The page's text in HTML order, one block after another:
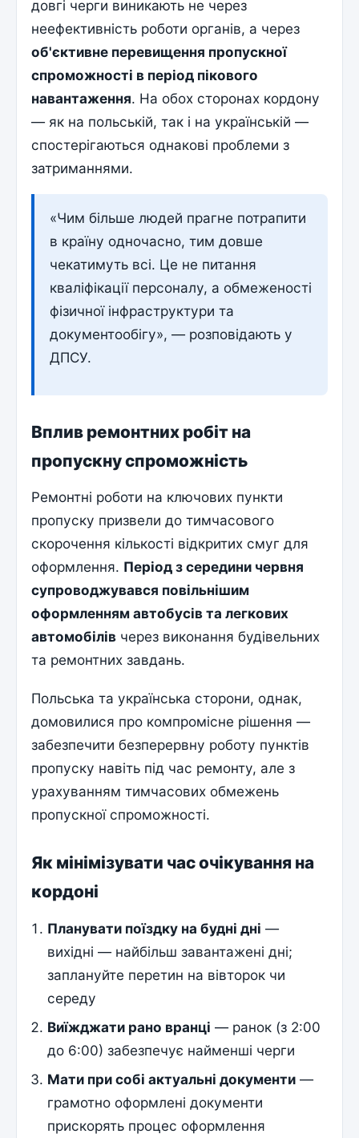
довгі черги виникають не через
неефективність роботи органів, а через
об'єктивне перевищення пропускної
спроможності в період пікового
навантаження. На обох сторонах кордону
— як на польській, так і на українській —
спостерігаються однакові проблеми з
затриманнями.
«Чим більше людей прагне потрапити
в країну одночасно, тим довше
чекатимуть всі. Це не питання
кваліфікації персоналу, а обмеженості
фізичної інфраструктури та
документообігу», — розповідають у
ДПСУ.
Вплив ремонтних робіт на
пропускну спроможність
Ремонтні роботи на ключових пункти
пропуску призвели до тимчасового
скорочення кількості відкритих смуг для
оформлення. Період з середини червня
супроводжувався повільнішим
оформленням автобусів та легкових
автомобілів через виконання будівельних
та ремонтних завдань.
Польська та українська сторони, однак,
домовилися про компромісне рішення —
забезпечити безперервну роботу пунктів
пропуску навіть під час ремонту, але з
урахуванням тимчасових обмежень
пропускної спроможності.
Як мінімізувати час очікування на
кордоні
Планувати поїздку на будні дні —
вихідні — найбільш завантажені дні;
заплануйте перетин на вівторок чи
середу
Виїжджати рано вранці — ранок (з 2:00
до 6:00) забезпечує найменші черги
Мати при собі актуальні документи —
грамотно оформлені документи
прискорять процес оформлення